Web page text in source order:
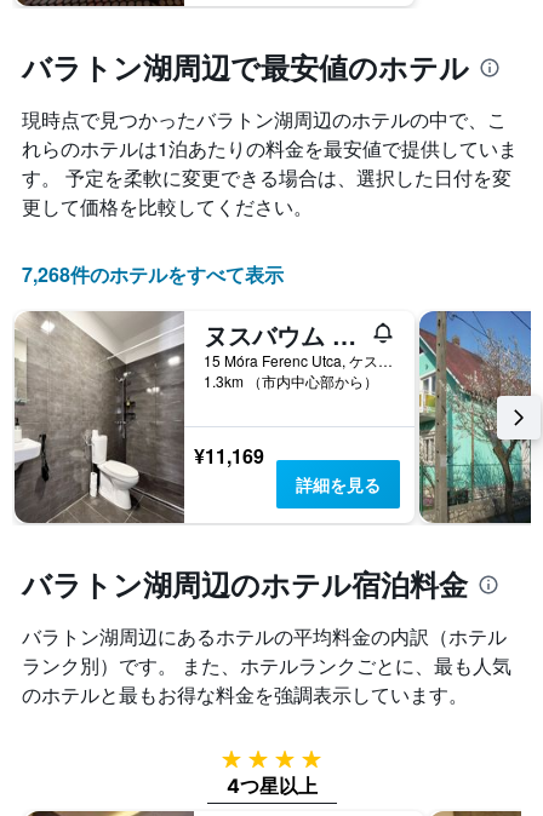
バラトン湖周辺で最安値のホテル
現時点で見つかったバラトン湖周辺​のホテルの中で、こ
れらのホテルは1泊あたりの料金を最安値で提供していま
す。 予定を柔軟に変更できる場合は、選択した日付を変
更して価格を比較してください。
7,268件のホテルをすべて表示
ヌスバウム パンジオ
15 Móra Ferenc Utca, ケストヘイ, ハンガリー
1.3km （市内中心部から）
¥11,169
詳細を見る
バラトン湖周辺のホテル宿泊料金
バラトン湖周辺​にあるホテルの平均料金の内訳（ホテル
ランク別）です。 また、ホテルランクごとに、最も人気
のホテルと最もお得な料金を強調表示しています。
4つ星
4つ星以上